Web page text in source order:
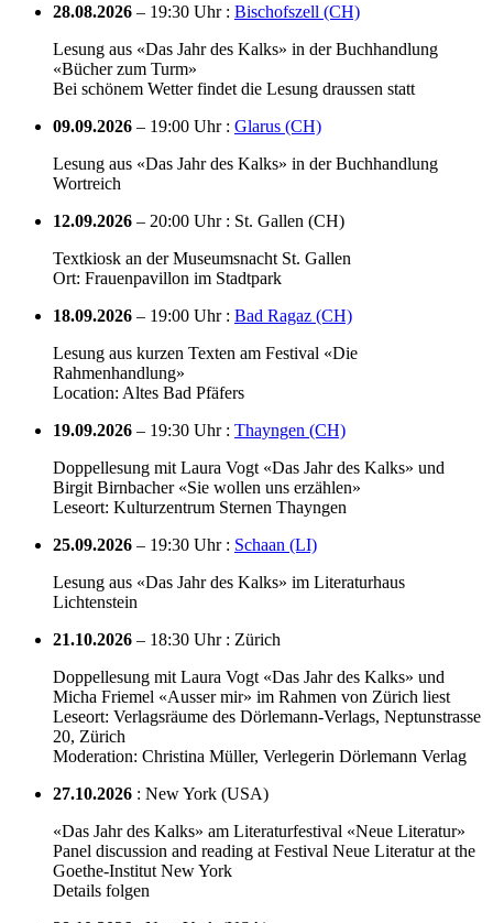
28.08.2026 – 19:30 Uhr : Bischofszell (CH)
Lesung aus «Das Jahr des Kalks» in der Buchhandlung
«Bücher zum Turm»
Bei schönem Wetter findet die Lesung draussen statt
09.09.2026 – 19:00 Uhr : Glarus (CH)
Lesung aus «Das Jahr des Kalks» in der Buchhandlung
Wortreich
12.09.2026 – 20:00 Uhr : St. Gallen (CH)
Textkiosk an der Museumsnacht St. Gallen
Ort: Frauenpavillon im Stadtpark
18.09.2026 – 19:00 Uhr : Bad Ragaz (CH)
Lesung aus kurzen Texten am Festival «Die
Rahmenhandlung»
Location: Altes Bad Pfäfers
19.09.2026 – 19:30 Uhr : Thayngen (CH)
Doppellesung mit Laura Vogt «Das Jahr des Kalks» und
Birgit Birnbacher «Sie wollen uns erzählen»
Leseort: Kulturzentrum Sternen Thayngen
25.09.2026 – 19:30 Uhr : Schaan (LI)
Lesung aus «Das Jahr des Kalks» im Literaturhaus
Lichtenstein
21.10.2026 – 18:30 Uhr : Zürich
Doppellesung mit Laura Vogt «Das Jahr des Kalks» und
Micha Friemel «Ausser mir» im Rahmen von Zürich liest
Leseort: Verlagsräume des Dörlemann-Verlags, Neptunstrasse
20, Zürich
Moderation: Christina Müller, Verlegerin Dörlemann Verlag
27.10.2026 : New York (USA)
«Das Jahr des Kalks» am Literaturfestival «Neue Literatur»
Panel discussion and reading at Festival Neue Literatur at the
Goethe-Institut New York
Details folgen